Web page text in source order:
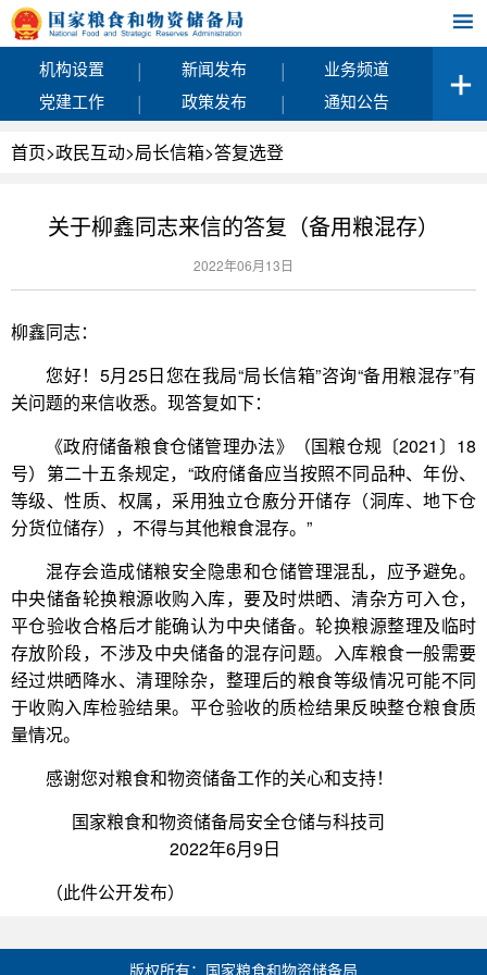
机构设置 | 新闻发布 |
业务频道
党建工作
| 政策发布 | 通知公告
首页>政民互动>局长信箱>答复选登
关于柳鑫同志来信的答复（备用粮混存）
2022年06月13日
柳鑫同志：
您好！5月25日您在我局“局长信箱”咨询“备用粮混存”有
关问题的来信收悉。现答复如下：
《政府储备粮食仓储管理办法》（国粮仓规〔2021〕18
号）第二十五条规定，“政府储备应当按照不同品种、年份、
等级、性质、权属，采用独立仓廒分开储存（洞库、地下仓
分货位储存），不得与其他粮食混存。”
混存会造成储粮安全隐患和仓储管理混乱，应予避免。
中央储备轮换粮源收购入库，要及时烘晒、清杂方可入仓，
平仓验收合格后才能确认为中央储备。轮换粮源整理及临时
存放阶段，不涉及中央储备的混存问题。入库粮食一般需要
经过烘晒降水、清理除杂，整理后的粮食等级情况可能不同
于收购入库检验结果。平仓验收的质检结果反映整仓粮食质
量情况。
感谢您对粮食和物资储备工作的关心和支持！
国家粮食和物资储备局安全仓储与科技司
2022年6月9日
（此件公开发布）
版权所有：国家粮食和物资储备局